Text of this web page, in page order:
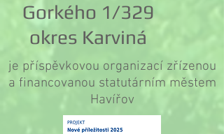
Gorkého 1/329
okres Karviná
je příspěvkovou organizací zřízenou
a financovanou statutárním městem
Havířov